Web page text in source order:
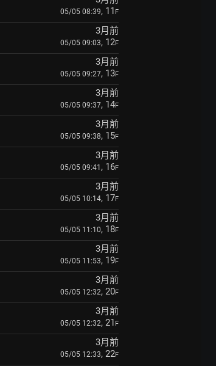
05/05 08:39, 11 F
3月前
05/05 09:03, 12F
3月前
05/05 09:27, 13F
3月前
05/05 09:37, 14F
3月前
05/05 09:38, 15F
3月前
05/05 09:41 , 16F
3月前
05/05 10:14, 17F
3月前
05/05 11:10, 18F
3月前
05/05 11:53, 19F
3月前
05/05 12:32, 20F
3月前
05/05 12:32, 21 F
3月前
05/05 12:33, 22F